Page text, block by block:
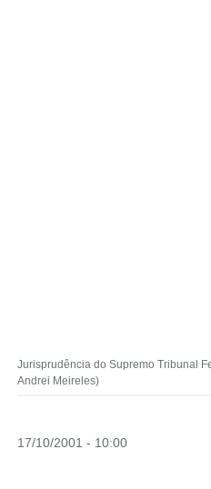
Jurisprudência do Supremo Tribunal
Andrei Meireles)
17/10/2001 - 10:00